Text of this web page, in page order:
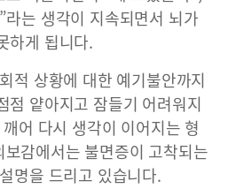
는 생각이 지속되면서 뇌가
하게 됩니다.
적 상황에 대한 예기불안까지
점 얕아지고 잠들기 어려워지
어 다시 생각이 이어지는 형
감에서는 불면증이 고착되는
명을 드리고 있습니다.